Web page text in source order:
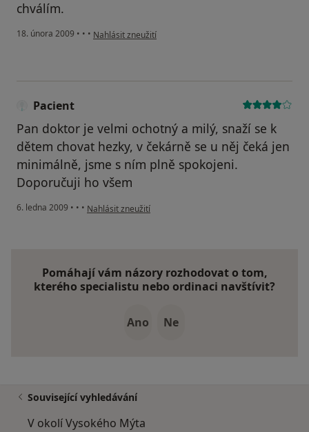
chválím.
18. února 2009 • • • podle názoru uživatele Jehličkovi
Nahlásit zneužití
Pacient
Pan doktor je velmi ochotný a milý, snaží se k
dětem chovat hezky, v čekárně se u něj čeká jen
minimálně, jsme s ním plně spokojeni.
Doporučuji ho všem
6. ledna 2009 • • • podle názoru uživatele Pacient
Nahlásit zneužití
Pomáhají vám názory rozhodovat o tom,
kterého specialistu nebo ordinaci navštívit?
Ano Ne
Související vyhledávání
V okolí Vysokého Mýta